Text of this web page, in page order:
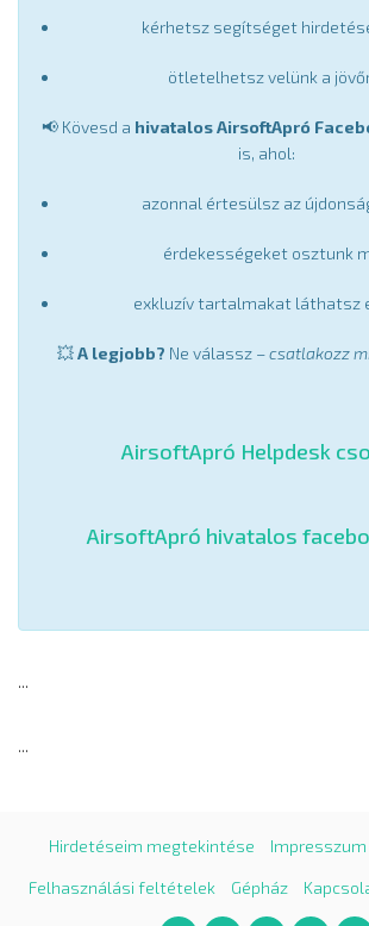
kérhetsz segítséget
ötletelhetsz velünk a
📢 Kövesd a hivatalos AirsoftApró
is, ahol:
azonnal értesülsz az
érdekességeket osztunk
exkluzív tartalmakat láthatsz
💥A legjobb? Ne válassz –csatlakozz
AirsoftApró Helpdesk
AirsoftApró hivatalos
...
...
Hirdetéseim megtekintése Impresszum
Felhasználási feltételek Gépház